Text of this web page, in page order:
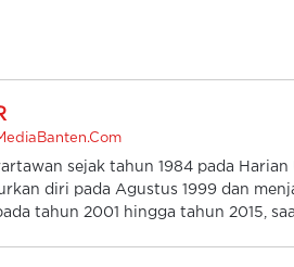
sejak tahun 1984 pada
diri pada Agustus 1999 dan
tahun 2001 hingga tahun 2015,